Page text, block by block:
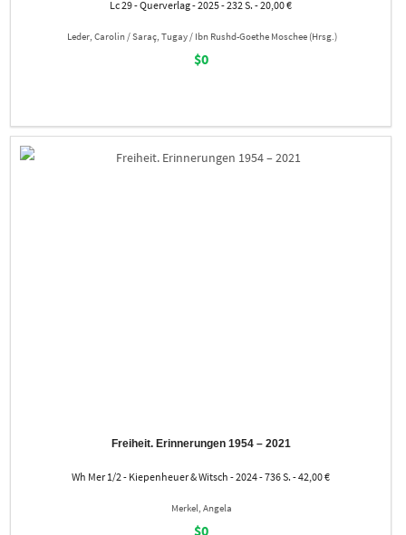
Lc 29 - Querverlag - 2025 - 232 S. - 20,00 €
Leder, Carolin / Saraç, Tugay / Ibn Rushd-Goethe Moschee (Hrsg.)
$0
Freiheit. Erinnerungen 1954 – 2021
Wh Mer 1/2 - Kiepenheuer & Witsch - 2024 - 736 S. - 42,00 €
Merkel, Angela
$0